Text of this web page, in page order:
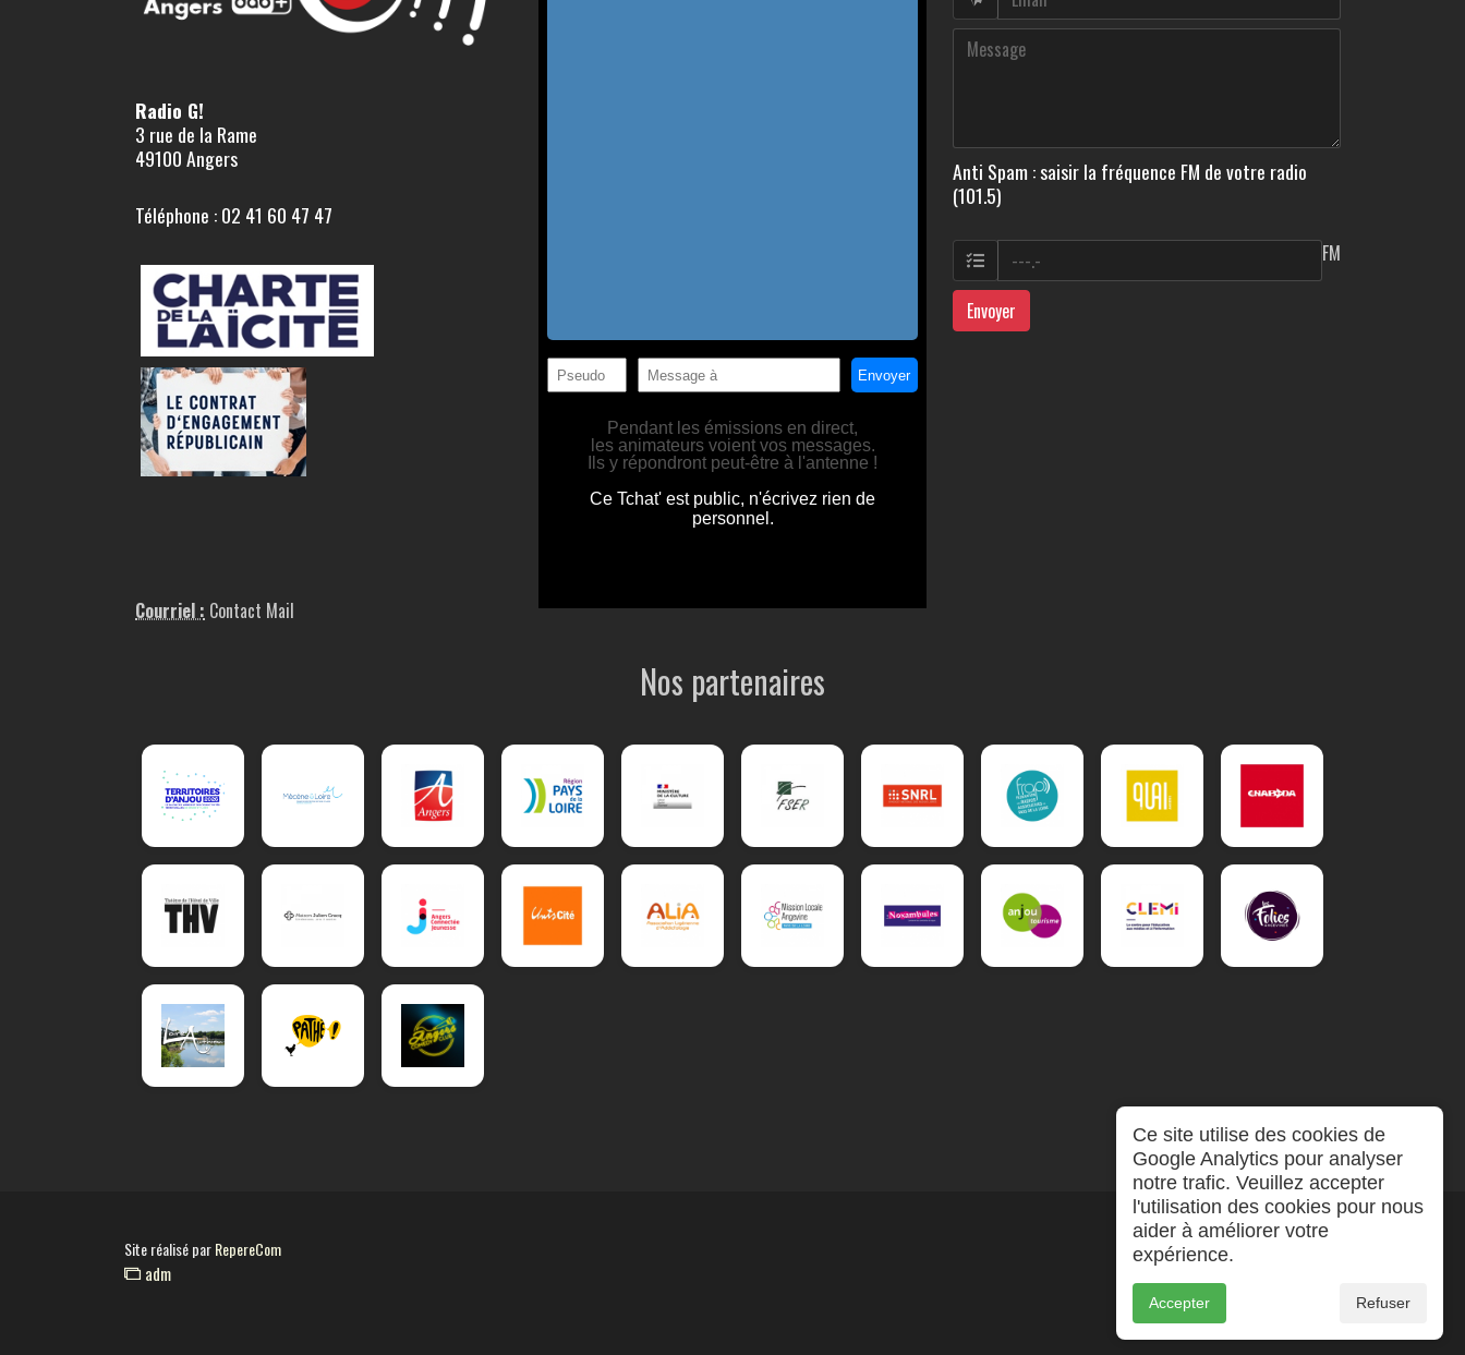
Radio G!
3 rue de la Rame
49100 Angers
Téléphone : 02 41 60 47 47
Courriel : Contact Mail
Anti Spam : saisir la fréquence FM de votre radio
(101.5)
FM
Envoyer
Nos partenaires
Site réalisé parRepereCom
adm
Ce site utilise des cookies de
Google Analytics pour analyser
notre trafic. Veuillez accepter
l'utilisation des cookies pour nous
aider à améliorer votre
expérience.
Accepter Refuser